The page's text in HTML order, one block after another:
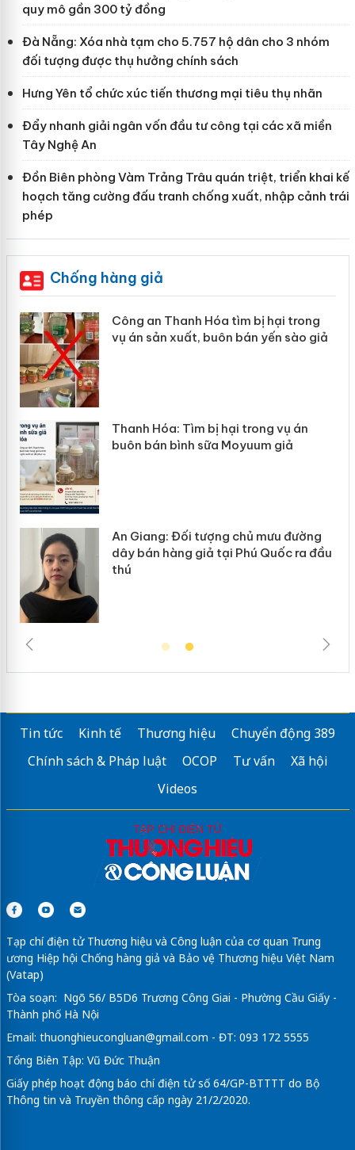
quy mô gần 300 tỷ đồng
Đà Nẵng: Xóa nhà tạm cho 5.757 hộ dân cho 3 nhóm
đối tượng được thụ hưởng chính sách
Hưng Yên tổ chức xúc tiến thương mại tiêu thụ nhãn
Đẩy nhanh giải ngân vốn đầu tư công tại các xã miền
Tây Nghệ An
Đồn Biên phòng Vàm Trảng Trâu quán triệt, triển khai kế
hoạch tăng cường đấu tranh chống xuất, nhập cảnh trái
phép
Chống hàng giả
an Thanh Hóa tìm bị hại trong
sản xuất, buôn bán yến sào giả
Hóa: Tìm bị hại trong vụ án
bán bình sữa Moyuum giả
Đối tượng chủ mưu đường
hàng giả tại Phú Quốc ra đầu
Lào Cai xử
mại trong
Hưng Yên:
hàng giả
Cà Mau:
ngàn sản
Tin tức Kinh tế Thương hiệu
Chuyển động 389
Chính sách & Pháp luật
OCOP Tư vấn
Xã hội
Videos
Tạp chí điện tử Thương hiệu và Công luận của cơ quan Trung
ương Hiệp hội Chống hàng giả và Bảo vệ Thương hiệu Việt Nam
(Vatap)
Tòa soạn: Ngõ 56/ B5D6 Trương Công Giai - Phường Cầu Giấy -
Thành phố Hà Nội
Email: thuonghieucongluan@gmail.com - ĐT: 093 172 5555
Tổng Biên Tập: Vũ Đức Thuận
Giấy phép hoạt động báo chí điện tử số 64/GP-BTTTT do Bộ
Thông tin và Truyền thông cấp ngày 21/2/2020.